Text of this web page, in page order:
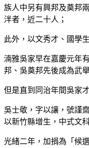
族人中另有興邦及奠邦
泮者，近二十人；
此外，以文秀才、國學
湳雅吳家早在嘉慶元年
邦、吳奠邦先後成為武
但是直到同治年間吳家
吳士敬，字以讓，號謹
以新竹縣增生，中式文
光緒二年，加捐為「候